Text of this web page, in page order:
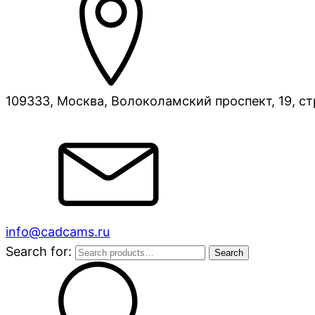
109333, Москва, Волоколамский проспект, 19,
info@cadcams.ru
Search for:
Search